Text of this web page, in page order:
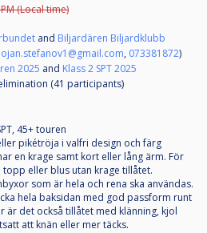
(Local time)
and Biljardären Biljardklubb
, 073381872)
2025 and Klass 2 SPT 2025
(41 participants)
45+ touren
pikétröja i valfri design och färg
en krage samt kort eller lång ärm. För
topp eller blus utan krage tillåtet.
som är hela och rena ska användas.
hela baksidan med god passform runt
är det också tillåtet med klänning, kjol
att knän eller mer täcks.